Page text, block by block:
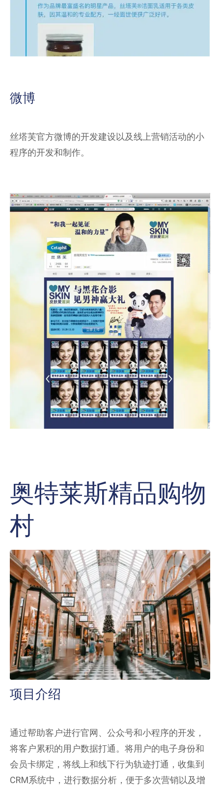
微博
丝塔芙官方微博的开发建设以及线上营销活动的小
程序的开发和制作。
奥特莱斯精品购物
村
项目介绍
通过帮助客户进行官网、公众号和小程序的开发，
将客户累积的用户数据打通。将用户的电子身份和
会员卡绑定，将线上和线下行为轨迹打通，收集到
CRM系统中，进行数据分析，便于多次营销以及增